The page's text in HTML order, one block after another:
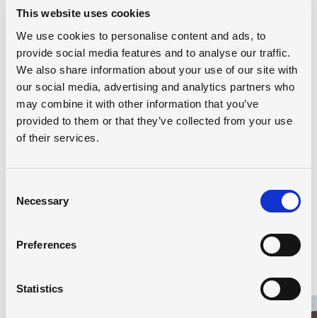
This website uses cookies
We use cookies to personalise content and ads, to
provide social media features and to analyse our traffic.
We also share information about your use of our site with
our social media, advertising and analytics partners who
may combine it with other information that you’ve
provided to them or that they’ve collected from your use
of their services.
Selection
Necessary
Preferences
Statistics
realistisk billede af de arbejdsområder, de kan møde
i branchen efter endt uddannelse.
Læs